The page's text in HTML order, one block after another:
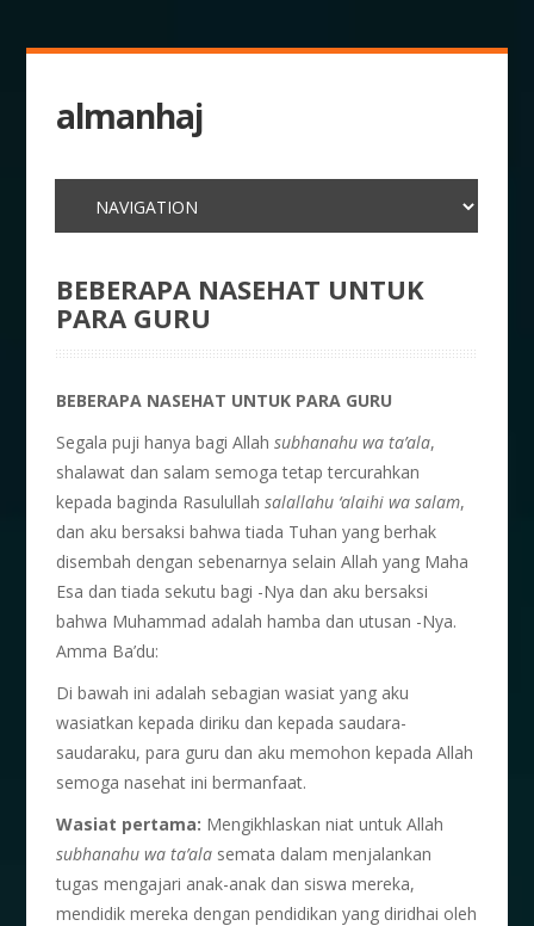
almanhaj
BEBERAPA NASEHAT UNTUK
PARA GURU
BEBERAPA NASEHAT UNTUK PARA GURU
Segala puji hanya bagi Allahsubhanahu wa ta’ala,
shalawat dan salam semoga tetap tercurahkan
kepada baginda Rasulullahsalallahu ‘alaihi wa salam,
dan aku bersaksi bahwa tiada Tuhan yang berhak
disembah dengan sebenarnya selain Allah yang Maha
Esa dan tiada sekutu bagi -Nya dan aku bersaksi
bahwa Muhammad adalah hamba dan utusan -Nya.
Amma Ba’du:
Di bawah ini adalah sebagian wasiat yang aku
wasiatkan kepada diriku dan kepada saudara-
saudaraku, para guru dan aku memohon kepada Allah
semoga nasehat ini bermanfaat.
Wasiat pertama: Mengikhlaskan niat untuk Allah
subhanahu wa ta’ala semata dalam menjalankan
tugas mengajari anak-anak dan siswa mereka,
mendidik mereka dengan pendidikan yang diridhai oleh